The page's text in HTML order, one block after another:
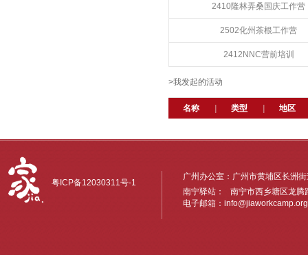
2410隆林弄桑国庆工作营
2502化州茶根工作营
2412NNC营前培训
>我发起的活动
名称 类型 地区
粤ICP备12030311号-1
广州办公室：广州市黄埔区长洲
南宁驿站： 南宁市西乡塘区龙
电子邮箱： info@jiaworkcamp.org